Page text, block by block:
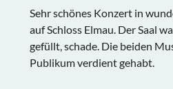
Sehr schönes Konzert in
auf Schloss Elmau. Der Saal
gefüllt, schade. Die beiden
Publikum verdient gehabt.